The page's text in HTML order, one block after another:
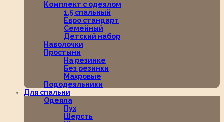
Комплект с одеялом
1,5 спальный
Евро стандарт
Семейный
Детский набор
Наволочки
Простыни
На резинке
Без резинки
Махровые
Пододеяльники
Для спальни
Одеяла
Пух
Шерсть